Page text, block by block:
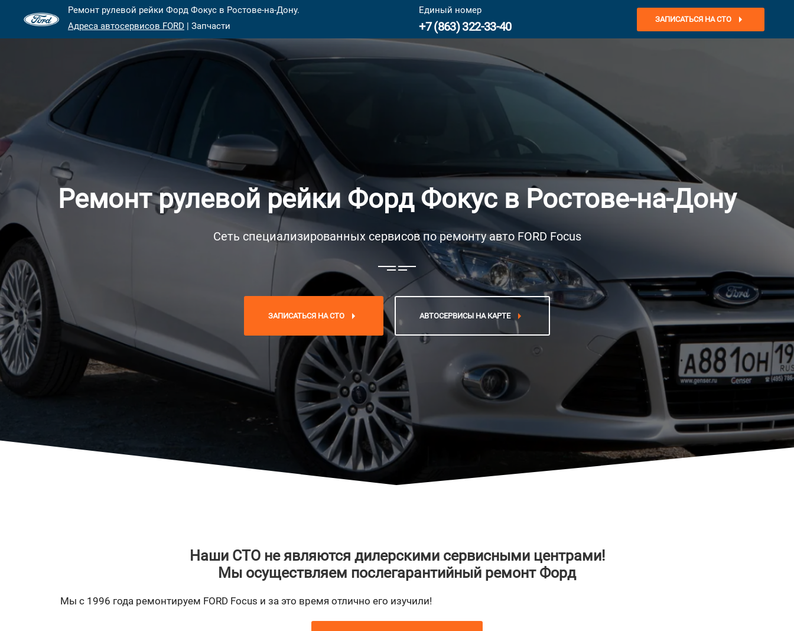
Ремонт рулевой рейки Форд Фокус в Ростове-на-Дону.
Адреса автосервисов FORD | Запчасти
Единый номер
+7 (863) 322-33-40
ЗАПИСАТЬСЯ НА СТО
Ремонт рулевой рейки Форд Фокус в Ростове-на-Дону
Сеть специализированных сервисов по ремонту авто FORD Focus
ЗАПИСАТЬСЯ НА СТО АВТОСЕРВИСЫ НА КАРТЕ
Наши СТО не являются дилерскими сервисными центрами!
Мы осуществляем послегарантийный ремонт Форд
Мы с 1996 года ремонтируем FORD Focus и за это время отлично его изучили!